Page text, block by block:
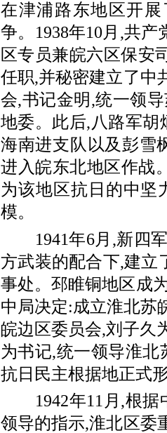
在津浦路东地区开
争。1938年10月,共
区专员兼皖六区保安
任职,并秘密建立了中
会,书记金明,统一领
地委。此后,八路军胡
海南进支队以及彭雪
进入皖东北地区作战
为该地区抗日的中坚
模。
1941年6月,新四军
方武装的配合下,建立
事处。邳睢铜地区成
中局决定:成立淮北苏
皖边区委员会,刘子久
为书记,统一领导淮
抗日民主根据地正式形
1942年11月,根据
领导的指示,淮北区委